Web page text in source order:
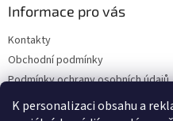
K personalizaci obsahu a
Informace pro vás
Kontakty
Obchodní podmínky
Podmínky ochrany osobních údajů
Dodací a platební podmínky